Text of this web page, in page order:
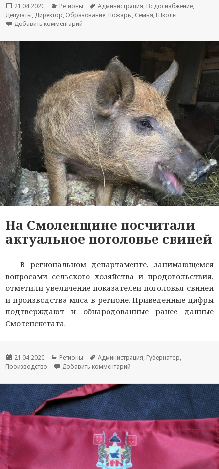
Опубликовано
21.04.2020 Рубрики
Регионы Метки
Администрация, Водоснабжение,
Депутаты, Директор, Образование, Пожары, Семья, Школы
Добавить комментарий
На Смоленщине посчитали
актуальное поголовье свиней
В региональном департаменте, занимающемся
вопросами сельского хозяйства и продовольствия,
отметили увеличение показателей поголовья свиней
и производства мяса в регионе. Приведенные цифры
подтверждают и обнародованные ранее данные
Смоленскстата.
Опубликовано
21.04.2020 Рубрики
Регионы Метки
Администрация, Губернатор,
Производство
Добавить комментарий